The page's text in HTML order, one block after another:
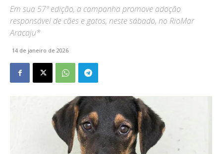
Em sua 57ª edição, a campanha promove adoção
responsável de cães e gatos, neste sábado, no RioMar
Aracaju*
14 de janeiro de 2026